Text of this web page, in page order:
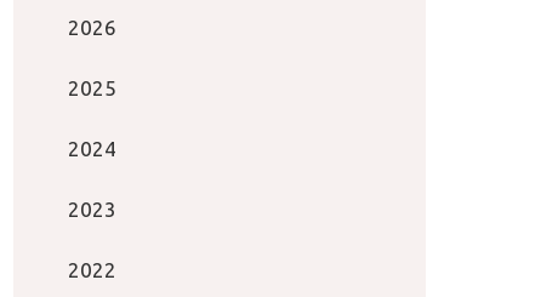
2026
2025
2024
2023
2022